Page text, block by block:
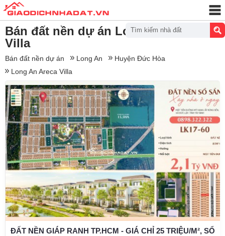
Bán đất nền dự án Long An Areca
Villa
Bán đất nền dự án Long An
Huyện Đức Hòa
Long An Areca Villa
ĐẤT NỀN GIÁP RANH TP.HCM - GIÁ CHỈ 25 TRIỆU/M², SỔ
Tìm kiếm nhà đất